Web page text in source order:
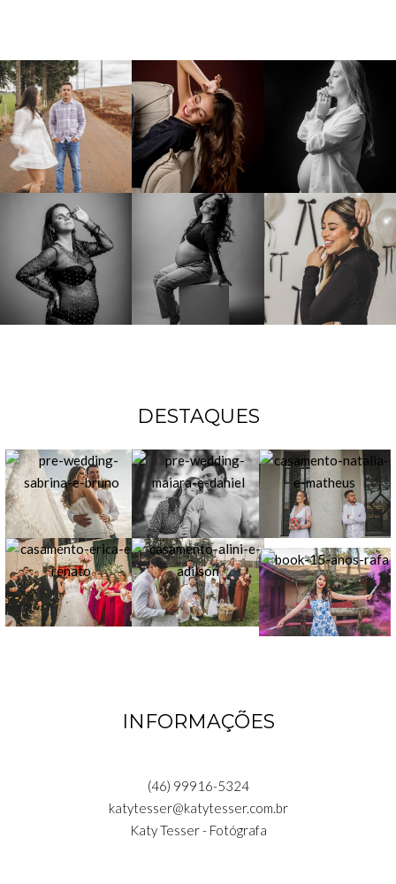
DESTAQUES
INFORMAÇÕES
(46) 99916-5324
katytesser@katytesser.com.br
Katy Tesser - Fotógrafa